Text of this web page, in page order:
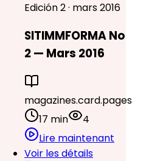
Edición 2 · mars 2016
SITIMMFORMA No
2 — Mars 2016
magazines.card.pages
17 min
4
Lire maintenant
Voir les détails